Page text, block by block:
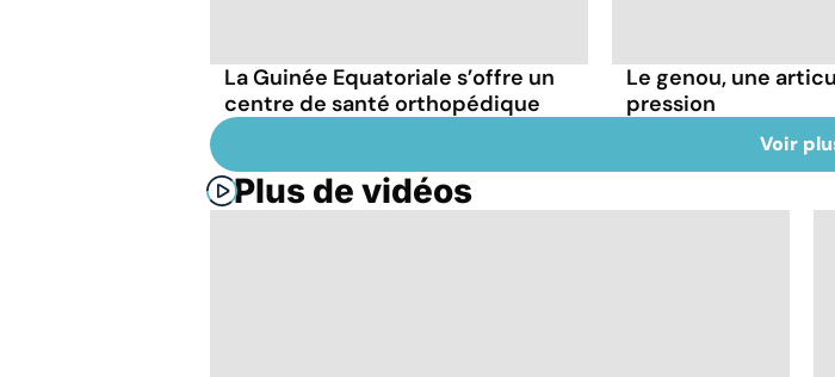
La Guinée Equatoriale s’offre un
centre de santé orthopédique
Le genou, une
pression
Voir
Plus de vidéos